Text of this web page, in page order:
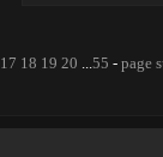
17 18 19 20 ...55 - page